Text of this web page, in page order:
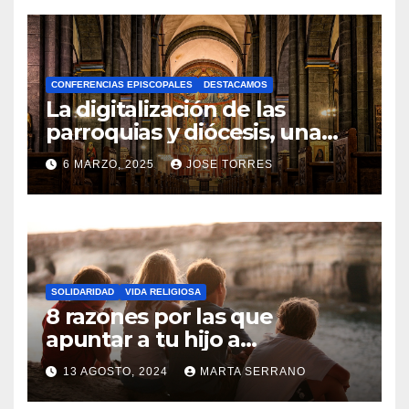
O
H
A
Y
C
O
M
N
T
A
R
I
O
S
CONFERENCIAS EPISCOPALES DESTACAMOS
La digitalización de las
parroquias y diócesis, una
realidad ya para el futuro de
la Iglesia
6 MARZO, 2025 JOSE TORRES
N
O
H
A
Y
SOLIDARIDAD VIDA RELIGIOSA
8 razones por las que
apuntar a tu hijo a
Catequesis
13 AGOSTO, 2024 MARTA SERRANO
N